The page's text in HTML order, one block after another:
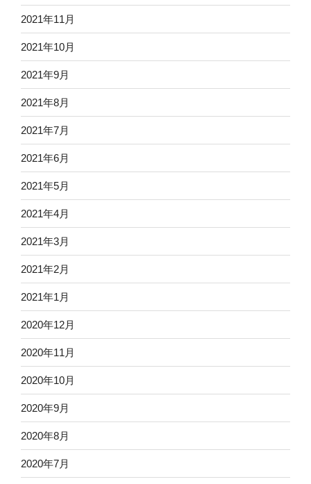
2021年11月
2021年10月
2021年9月
2021年8月
2021年7月
2021年6月
2021年5月
2021年4月
2021年3月
2021年2月
2021年1月
2020年12月
2020年11月
2020年10月
2020年9月
2020年8月
2020年7月